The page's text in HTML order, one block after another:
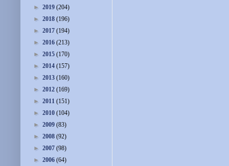
► 2019 (204)
► 2018 (196)
► 2017 (194)
► 2016 (213)
► 2015 (170)
► 2014 (157)
► 2013 (160)
► 2012 (169)
► 2011 (151)
► 2010 (104)
► 2009 (83)
► 2008 (92)
► 2007 (98)
► 2006 (64)